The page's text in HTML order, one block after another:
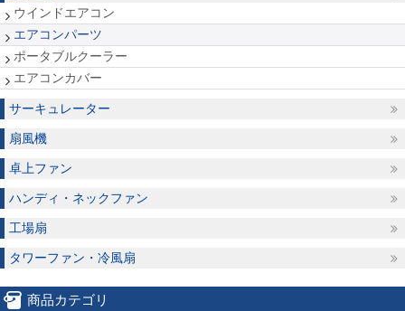
ウインドエアコン
エアコンパーツ
ポータブルクーラー
エアコンカバー
サーキュレーター
扇風機
卓上ファン
ハンディ・ネックファン
工場扇
タワーファン・冷風扇
商品カテゴリ